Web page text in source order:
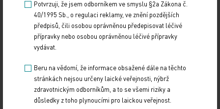
Zdroj: ČTK
POLITIKA
Sdílejte článek
Potvrzuji, že jsem odborníkem ve smyslu §2a Zákona č.
40/1995 Sb., o regulaci reklamy, ve znění pozdějších
předpisů, čili osobou oprávněnou předepisovat léčivé
přípravky nebo osobou oprávněnou léčivé přípravky
vydávat.
Beru na vědomí, že informace obsažené dále na těchto
stránkách nejsou určeny laické veřejnosti, nýbrž
zdravotnickým odborníkům, a to se všemi riziky a
důsledky z toho plynoucími pro laickou veřejnost.